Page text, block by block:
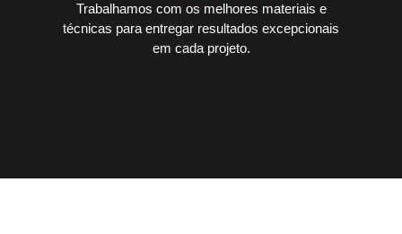
Trabalhamos com os melhores materiais e
técnicas para entregar resultados excepcionais
em cada projeto.